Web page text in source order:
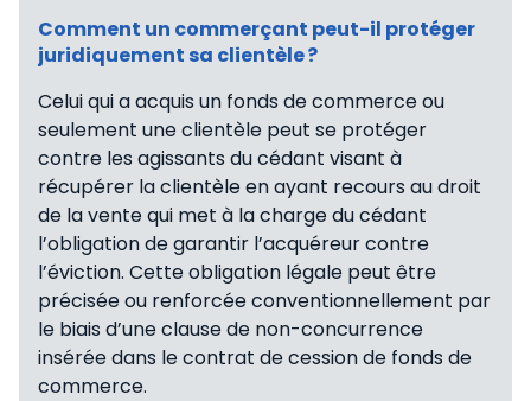
Comment un commerçant peut-il protéger
juridiquement sa clientèle ?
Celui qui a acquis un fonds de commerce ou
seulement une clientèle peut se protéger
contre les agissants du cédant visant à
récupérer la clientèle en ayant recours au droit
de la vente qui met à la charge du cédant
l’obligation de garantir l’acquéreur contre
l’éviction. Cette obligation légale peut être
précisée ou renforcée conventionnellement par
le biais d’une clause de non-concurrence
insérée dans le contrat de cession de fonds de
commerce.